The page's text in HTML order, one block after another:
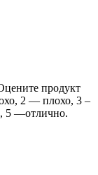
продукт
2 — плохо, 3 –
5 —отлично.